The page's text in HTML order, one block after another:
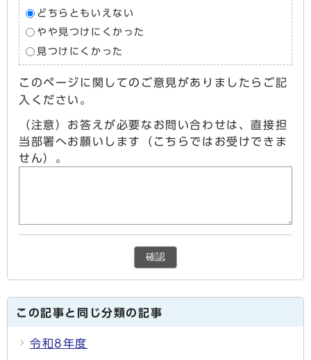
どちらともいえない
やや見つけにくかった
見つけにくかった
このページに関してのご意見がありましたらご記
入ください。
（注意）お答えが必要なお問い合わせは、直接担
当部署へお願いします（こちらではお受けできま
せん）。
確認
この記事と同じ分類の記事
令和8年度